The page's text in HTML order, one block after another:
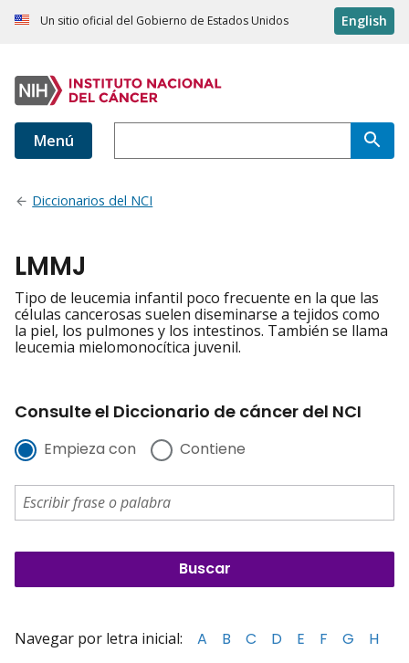
Un sitio oficial del Gobierno de Estados Unidos English
Menú
Diccionarios del NCI
LMMJ
Tipo de leucemia infantil poco frecuente en la que las
células cancerosas suelen diseminarse a tejidos como
la piel, los pulmones y los intestinos. También se llama
leucemia mielomonocítica juvenil.
Consulte el Diccionario de cáncer del NCI
Empieza con Contiene
Navegar por letra inicial: A B C D E F G
H